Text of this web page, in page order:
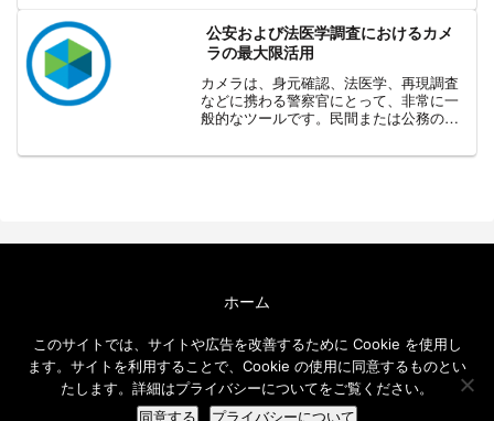
向け SaaS の開発、あるいはセキュリ...
公安および法医学調査におけるカメ
ラの最大限活用
カメラは、身元確認、法医学、再現調査
などに携わる警察官にとって、非常に一
般的なツールです。民間または公務の法
えます。日々の公安の維持おいても、ボ
ホーム
免責事項
メールニュース
このサイトでは、サイトや広告を改善するために Cookie を使用し
ます。サイトを利用することで、Cookie の使用に同意するものとい
たします。詳細はプライバシーについてをご覧ください。
同意する プライバシーについて